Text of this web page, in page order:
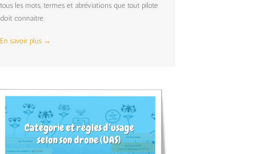
tous les mots, termes et abréviations que tout pilote
doit connaitre.
En savoir plus →